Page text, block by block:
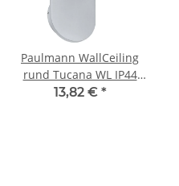
Paulmann WallCeiling
rund Tucana WL IP44
LED 1x4,5W Alu
13,82 € *